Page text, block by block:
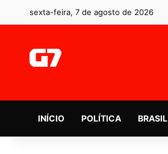
sexta-feira, 7 de agosto de 2026
INÍCIO POLÍTICA BRASIL